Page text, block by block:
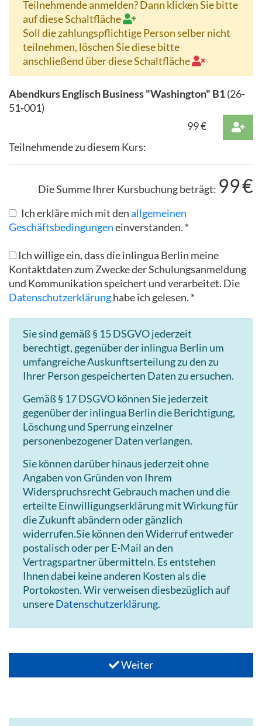
Teilnehmende anmelden? Dann klicken Sie bitte
auf diese Schaltfläche
Soll die zahlungspflichtige Person selber nicht
teilnehmen, löschen Sie diese bitte
anschließend über diese Schaltfläche
Abendkurs Englisch Business "Washington" B1(26-
51-001)
99€
Teilnehmende zu diesem Kurs:
Die Summe Ihrer Kursbuchung beträgt: 99€
Ich erkläre mich mit denallgemeinen
Geschäftsbedingungeneinverstanden. *
Ich willige ein, dass die inlingua Berlin meine
Kontaktdaten zum Zwecke der Schulungsanmeldung
und Kommunikation speichert und verarbeitet. Die
Datenschutzerklärunghabe ich gelesen. *
Sie sind gemäß § 15 DSGVO jederzeit
berechtigt, gegenüber der inlingua Berlin um
umfangreiche Auskunftserteilung zu den zu
Ihrer Person gespeicherten Daten zu ersuchen.
Gemäß § 17 DSGVO können Sie jederzeit
gegenüber der inlingua Berlin die Berichtigung,
Löschung und Sperrung einzelner
personenbezogener Daten verlangen.
Sie können darüber hinaus jederzeit ohne
Angaben von Gründen von Ihrem
Widerspruchsrecht Gebrauch machen und die
erteilte Einwilligungserklärung mit Wirkung für
die Zukunft abändern oder gänzlich
widerrufen.Sie können den Widerruf entweder
postalisch oder per E-Mail an den
Vertragspartner übermitteln. Es entstehen
Ihnen dabei keine anderen Kosten als die
Portokosten. Wir verweisen diesbezüglich auf
unsereDatenschutzerklärung.
Weiter